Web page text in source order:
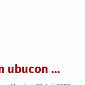
ubucon ...